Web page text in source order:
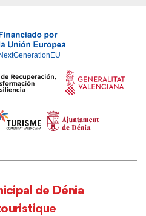
de Dénia